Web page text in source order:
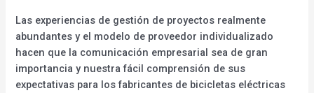
Las experiencias de gestión de proyectos realmente
abundantes y el modelo de proveedor individualizado
hacen que la comunicación empresarial sea de gran
importancia y nuestra fácil comprensión de sus
expectativas para los fabricantes de bicicletas eléctricas